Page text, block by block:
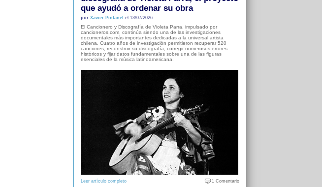
que ayudó a ordenar su obra
por Xavier Pintanel el 13/07/2026
El Cancionero y Discografía de Violeta Parra, impulsado por
cancioneros.com, continúa siendo una de las investigaciones
documentales más importantes dedicadas a la universal artista
chilena. Cuatro años de investigación permitieron recuperar 520
canciones, reconstruir su discografía, corregir numerosos errores
históricos y fijar datos fundamentales sobre una de las figuras
esenciales de la música latinoamericana.
Leer artículo completo 1 Comentario